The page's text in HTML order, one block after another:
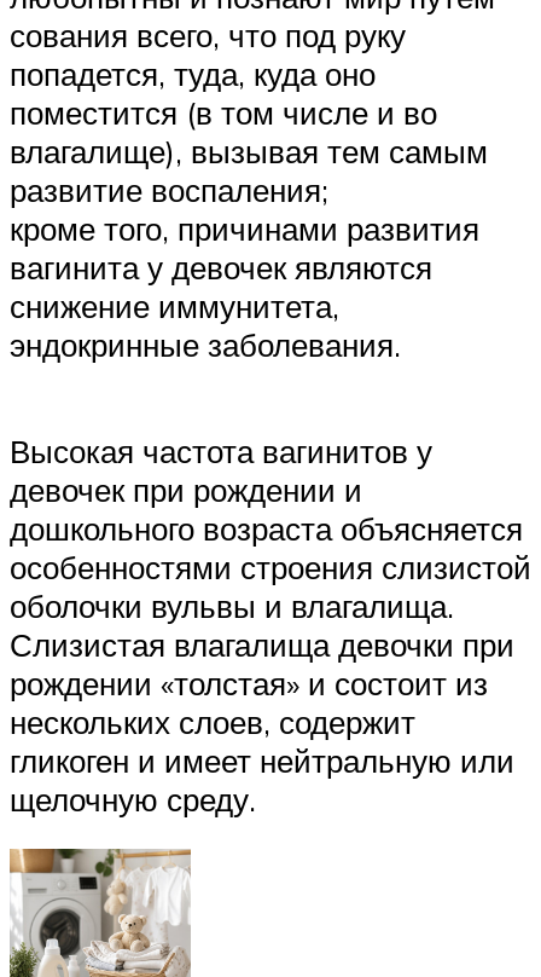
сования всего, что под руку
попадется, туда, куда оно
поместится (в том числе и во
влагалище), вызывая тем самым
развитие воспаления;
кроме того, причинами развития
вагинита у девочек являются
снижение иммунитета,
эндокринные заболевания.
Высокая частота вагинитов у
девочек при рождении и
дошкольного возраста объясняется
особенностями строения слизистой
оболочки вульвы и влагалища.
Слизистая влагалища девочки при
рождении «толстая» и состоит из
нескольких слоев, содержит
гликоген и имеет нейтральную или
щелочную среду.